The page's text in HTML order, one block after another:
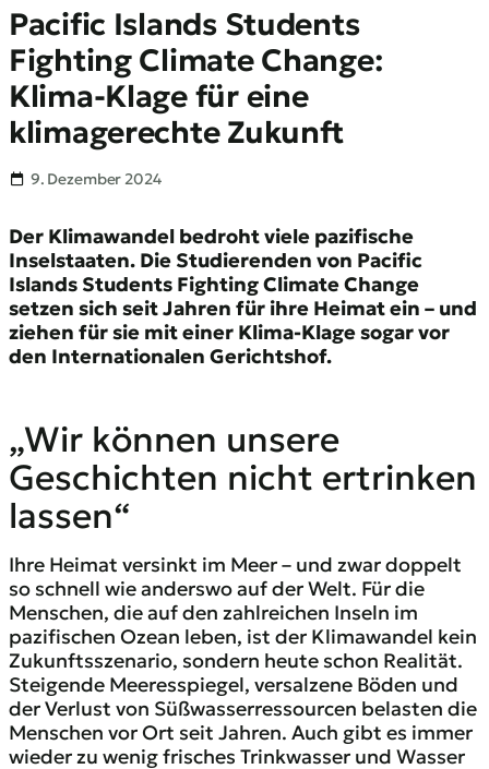
Pacific Islands Students
Fighting Climate Change:
Klima-Klage für eine
klimagerechte Zukunft
9. Dezember 2024
Der Klimawandel bedroht viele pazifische
Inselstaaten. Die Studierenden von Pacific
Islands Students Fighting Climate Change
setzen sich seit Jahren für ihre Heimat ein – und
ziehen für sie mit einer Klima-Klagesogar vor
den Internationalen Gerichtshof.
„Wir können unsere
Geschichten nicht ertrinken
lassen“
Ihre Heimat versinkt im Meer – und zwar doppelt
so schnell wie anderswo auf der Welt. Für die
Menschen, die auf den zahlreichen Inseln im
pazifischen Ozean leben, ist der Klimawandel kein
Zukunftsszenario, sondern heute schon Realität.
Steigende Meeresspiegel, versalzene Böden und
der Verlust von Süßwasserressourcen belasten die
Menschen vor Ort seit Jahren. Auch gibt es immer
wieder zu wenig frisches Trinkwasser und Wasser